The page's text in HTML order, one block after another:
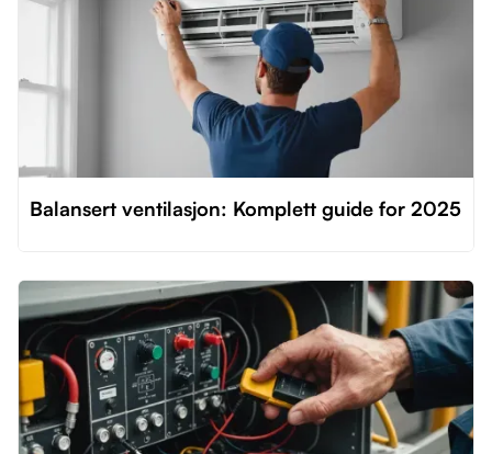
Balansert ventilasjon: Komplett guide for 2025